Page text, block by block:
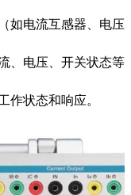
如电流互感器、电压
、电压、开关状态等
作状态和响应。